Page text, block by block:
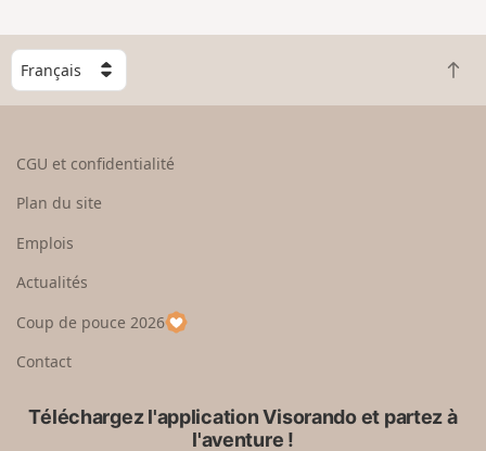
C
h
o
e
u
p
a
R
e
CGU et confidentialité
Plan du site
Emplois
Actualités
Coup de pouce 2026
Contact
Téléchargez l'application Visorando et partez à
l'aventure !